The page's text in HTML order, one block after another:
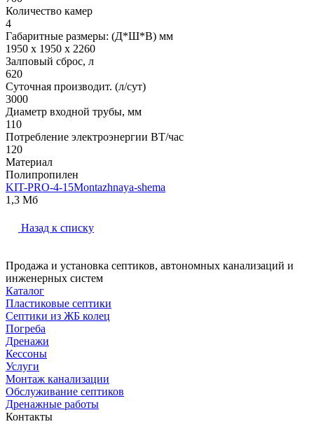
Количество камер
4
Габаритные размеры: (Д*Ш*В) мм
1950 х 1950 х 2260
Залповый сброс, л
620
Суточная производит. (л/сут)
3000
Диаметр входной трубы, мм
110
Потребление электроэнергии ВТ/час
120
Материал
Полипропилен
KIT-PRO-4-15Montazhnaya-shema
1,3 Мб
Назад к списку
Продажа и установка септиков, автономных канализаций и
инженерных систем
Каталог
Пластиковые септики
Септики из ЖБ колец
Погреба
Дренажи
Кессоны
Услуги
Монтаж канализации
Обслуживание септиков
Дренажные работы
Контакты